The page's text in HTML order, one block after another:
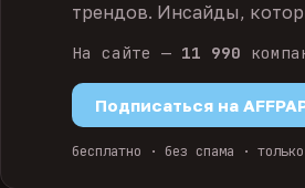
трендов. Инсайды,
На сайте — 11 990
Подписаться на
бесплатно · без спама ·